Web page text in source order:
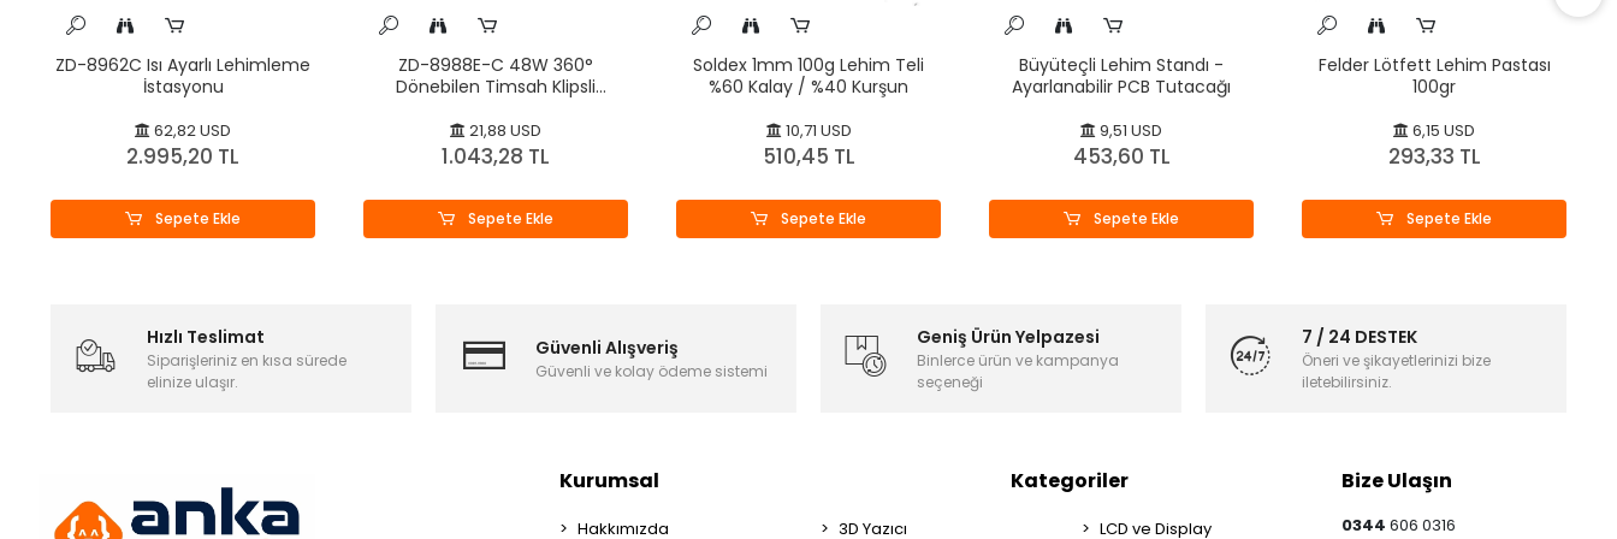
ZD-8962C Isı Ayarlı Lehimleme
İstasyonu
62,82 USD
2.995,20 TL
Sepete Ekle
ZD-8988E-C 48W 360°
Dönebilen Timsah Klipsli
21,88 USD
1.043,28 TL
Sepete Ekle
Soldex 1mm 100g Lehim Teli
%60 Kalay / %40 Kurşun
10,71 USD
510,45 TL
Sepete Ekle
Büyüteçli Lehim Standı -
Ayarlanabilir PCB Tutacağı
9,51 USD
453,60 TL
Sepete Ekle
Felder Lötfett Lehim Pastası
100gr
6,15 USD
293,33 TL
Sepete Ekle
Hızlı Teslimat
Siparişleriniz en kısa sürede
elinize ulaşır.
Güvenli Alışveriş
Güvenli ve kolay ödeme sistemi
Geniş Ürün Yelpazesi
Binlerce ürün ve kampanya
seçeneği
7 / 24 DESTEK
Öneri ve şikayetlerinizi bize
iletebilirsiniz.
Kurumsal
Hakkımızda
Kategoriler
3D Yazıcı LCD ve Display
Bize Ulaşın
0344606 0316